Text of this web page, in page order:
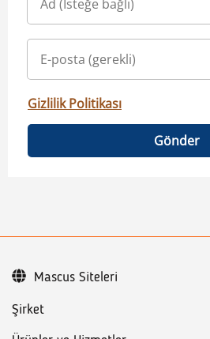
Gizlilik Politikası
Gönder
Şirket
Mascus Siteleri